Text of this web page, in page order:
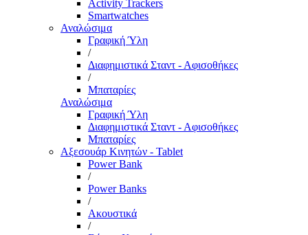
Activity Trackers
Smartwatches
Αναλώσιμα
Γραφική Ύλη
/
Διαφημιστικά Σταντ - Αφισοθήκες
/
Μπαταρίες
Αναλώσιμα
Γραφική Ύλη
Διαφημιστικά Σταντ - Αφισοθήκες
Μπαταρίες
Αξεσουάρ Κινητών - Tablet
Power Bank
/
Power Banks
/
Ακουστικά
/